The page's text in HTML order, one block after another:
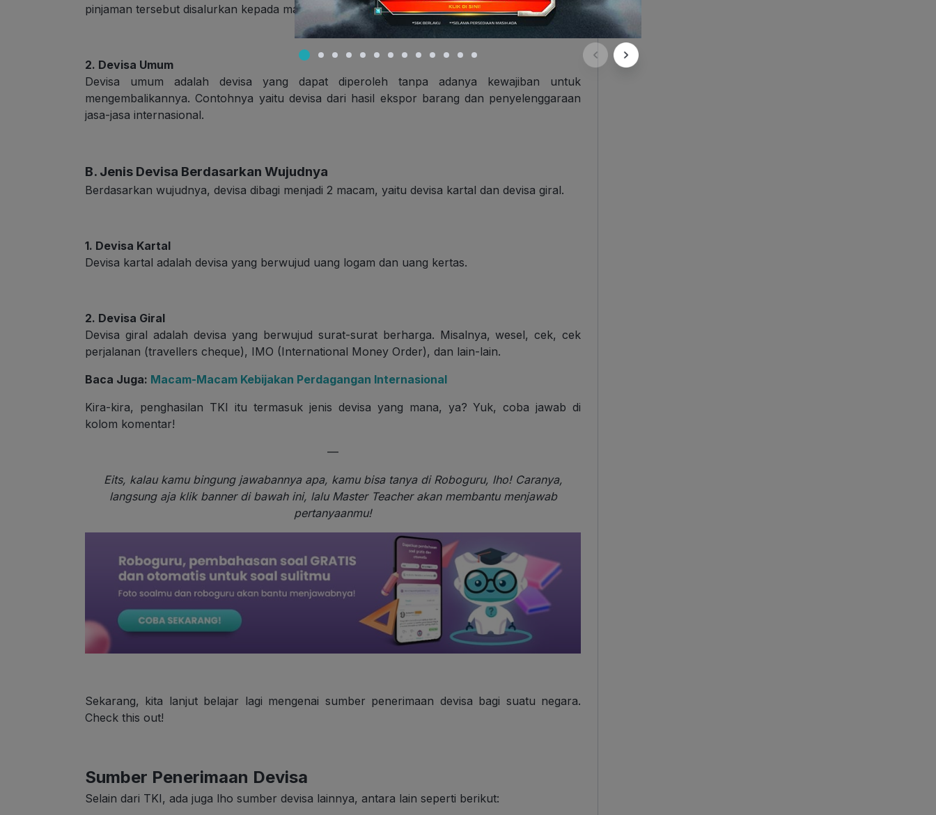
pinjaman tersebut disalurkan kepada masyarakat dalam bentuk devisa kredit.
2. Devisa Umum
Devisa umum adalah devisa yang dapat diperoleh tanpa adanya kewajiban untuk
mengembalikannya. Contohnya yaitu devisa dari hasil ekspor barang dan penyelenggaraan
jasa-jasa internasional.
B. Jenis Devisa Berdasarkan Wujudnya
Berdasarkan wujudnya, devisa dibagi menjadi 2 macam, yaitu devisa kartal dan devisa giral.
1. Devisa Kartal
Devisa kartal adalah devisa yang berwujud uang logam dan uang kertas.
2. Devisa Giral
Devisa giral adalah devisa yang berwujud surat-surat berharga. Misalnya, wesel, cek, cek
perjalanan (travellers cheque), IMO (International Money Order), dan lain-lain.
Baca Juga: Macam-Macam Kebijakan Perdagangan Internasional
Kira-kira, penghasilan TKI itu termasuk jenis devisa yang mana, ya? Yuk, coba jawab di
kolom komentar!
—
Eits, kalau kamu bingung jawabannya apa, kamu bisa tanya di Roboguru, lho! Caranya,
langsung aja klik banner di bawah ini, lalu Master Teacher akan membantu menjawab
pertanyaanmu!
Sekarang, kita lanjut belajar lagi mengenai sumber penerimaan devisa bagi suatu negara.
Check this out!
Sumber Penerimaan Devisa
Selain dari TKI, ada juga lho sumber devisa lainnya, antara lain seperti berikut: